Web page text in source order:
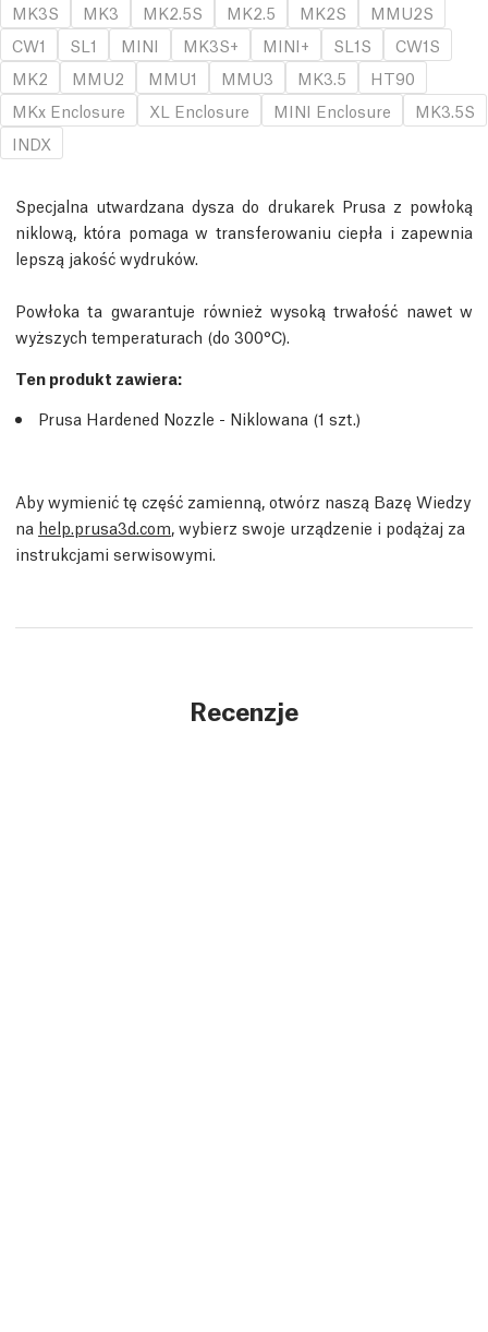
MK3S
MK3 MK2.5S MK2.5 MK2S
MMU2S
CW1
SL1 MINI MK3S+ MINI+ SL1S
CW1S
MK2
MMU2 MMU1 MMU3 MK3.5
HT90
MKx Enclosure
XL Enclosure MINI Enclosure
MK3.5S
INDX
Specjalna utwardzana dysza do drukarek Prusa z powłoką
niklową, która pomaga w transferowaniu ciepła i zapewnia
lepszą jakość wydruków.
Powłoka ta gwarantuje również wysoką trwałość nawet w
wyższych temperaturach (do 300°C).
Ten produkt zawiera:
Prusa Hardened Nozzle - Niklowana (1 szt.)
Aby wymienić tę część zamienną, otwórz naszą Bazę Wiedzy
na help.prusa3d.com, wybierz swoje urządzenie i podążaj za
instrukcjami serwisowymi.
Recenzje